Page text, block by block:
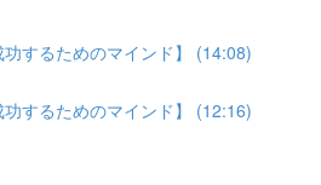
するためのマインド】 (14:08)
するためのマインド】 (12:16)